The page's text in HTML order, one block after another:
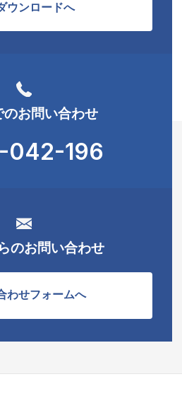
ウンロードへ
のお問い合わせ
042-196
のお問い合わせ
わせフォームへ